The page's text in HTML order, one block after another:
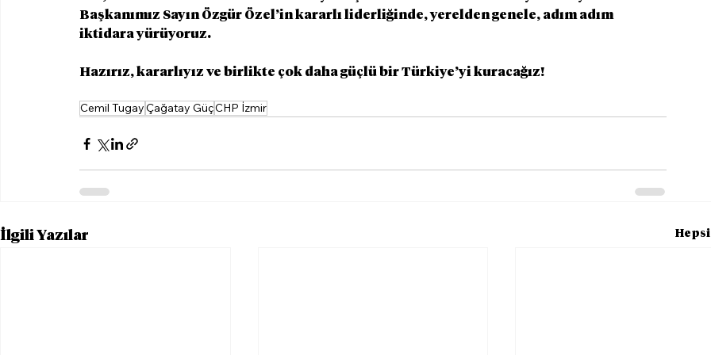
Başkanımız Sayın Özgür Özel’in kararlı liderliğinde, yerelden genele, adım adım
iktidara yürüyoruz.
Hazırız, kararlıyız ve birlikte çok daha güçlü bir Türkiye’yi kuracağız!
Cemil TugayÇağatay GüçCHP İzmir
İlgili Yazılar